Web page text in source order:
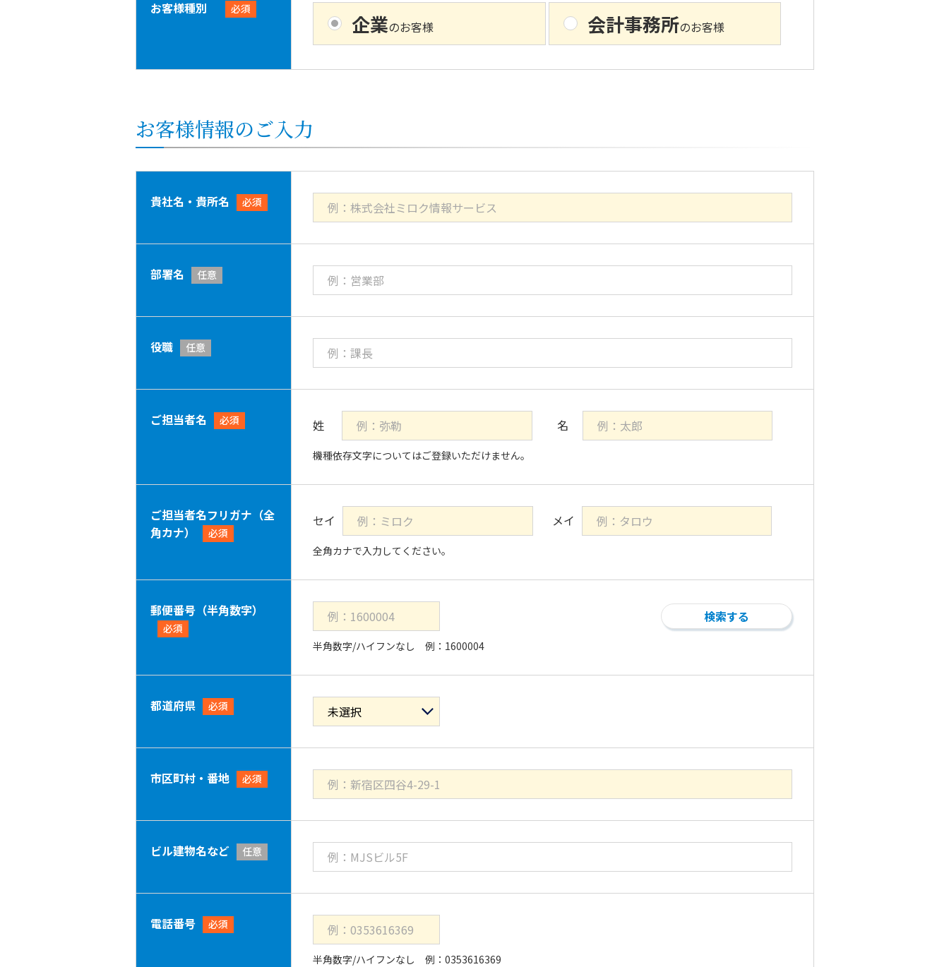
お客様種別 必須
企業のお客様 会計事務所のお客様
お客様情報のご入力
貴社名・貴所名 必須
部署名 任意
役職 任意
ご担当者名 必須
機種依存文字についてはご登録いただけません。
ご担当者名フリガナ（全
角カナ）
必須
全角カナで入力してください。
郵便番号（半角数字）
必須
半角数字/ハイフンなし 例：1600004
都道府県 必須
市区町村・番地 必須
ビル建物名など 任意
電話番号 必須
半角数字/ハイフンなし 例：0353616369